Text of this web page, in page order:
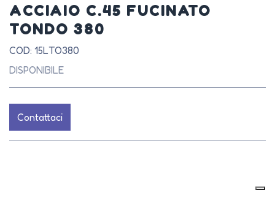
ACCIAIO C.45 FUCINATO
TONDO 380
COD: 15LTO380
DISPONIBILE
Contattaci